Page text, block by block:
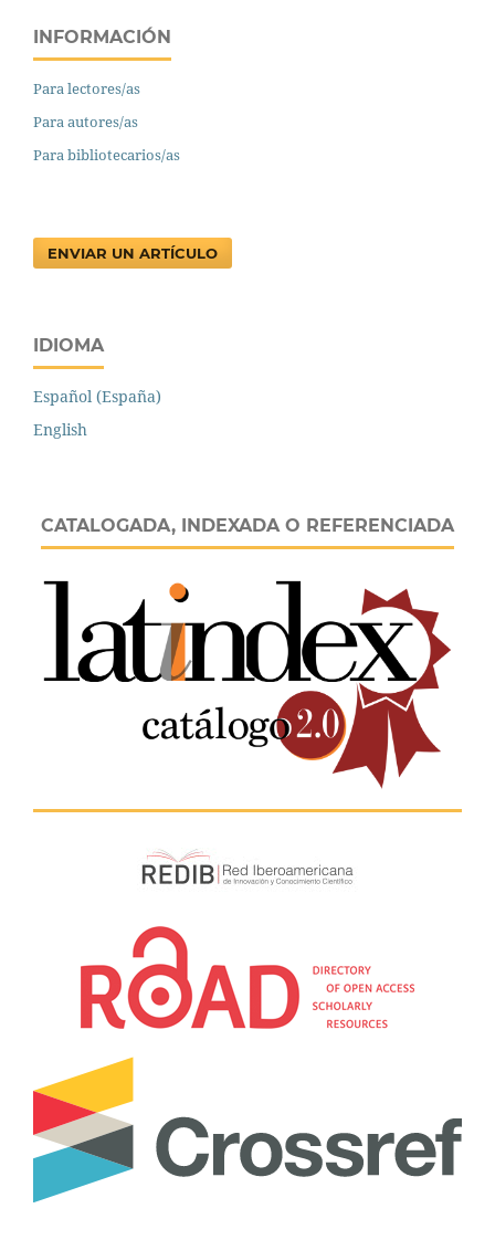
INFORMACIÓN
Para lectores/as
Para autores/as
Para bibliotecarios/as
ENVIAR UN ARTÍCULO
IDIOMA
Español (España)
English
CATALOGADA, INDEXADA O REFERENCIADA